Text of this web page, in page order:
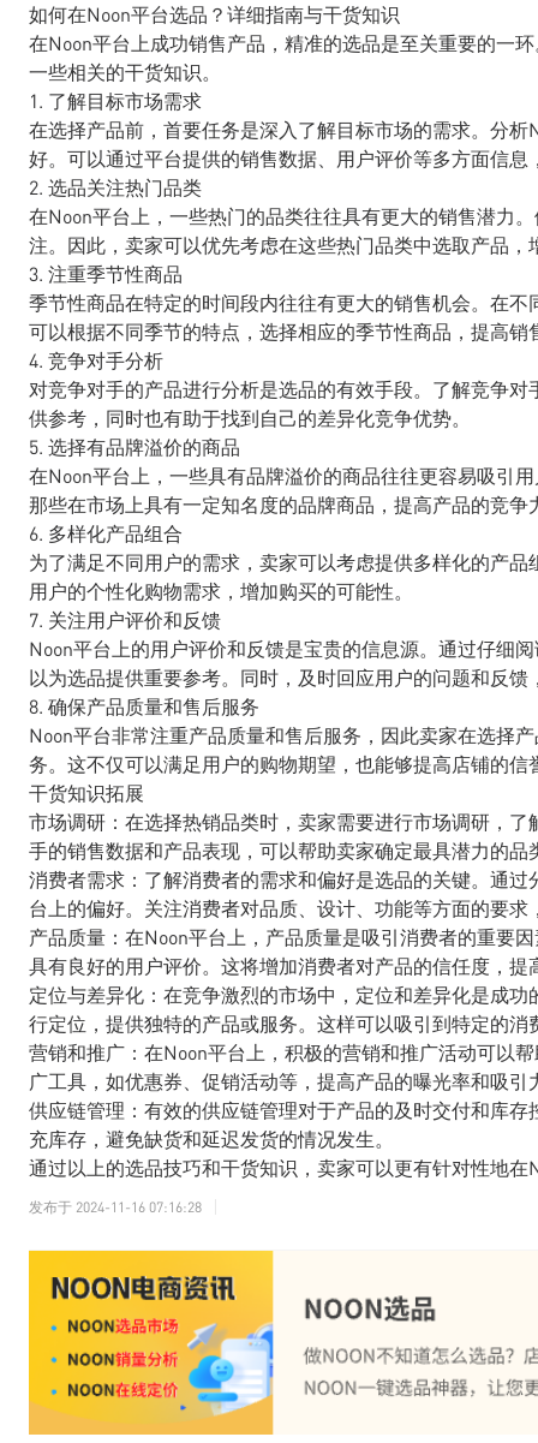
如何在Noon平台选品？详细指南与干货知识
在Noon平台上成功销售产品，精准的选品是至关重要的一
一些相关的干货知识。
1. 了解目标市场需求
在选择产品前，首要任务是深入了解目标市场的需求。分
好。可以通过平台提供的销售数据、用户评价等多方面信
2. 选品关注热门品类
在Noon平台上，一些热门的品类往往具有更大的销售潜力
注。因此，卖家可以优先考虑在这些热门品类中选取产品，
3. 注重季节性商品
季节性商品在特定的时间段内往往有更大的销售机会。在
可以根据不同季节的特点，选择相应的季节性商品，提高销
4. 竞争对手分析
对竞争对手的产品进行分析是选品的有效手段。了解竞争
供参考，同时也有助于找到自己的差异化竞争优势。
5. 选择有品牌溢价的商品
在Noon平台上，一些具有品牌溢价的商品往往更容易吸引
那些在市场上具有一定知名度的品牌商品，提高产品的竞争
6. 多样化产品组合
为了满足不同用户的需求，卖家可以考虑提供多样化的产
用户的个性化购物需求，增加购买的可能性。
7. 关注用户评价和反馈
Noon平台上的用户评价和反馈是宝贵的信息源。通过仔细
以为选品提供重要参考。同时，及时回应用户的问题和反馈
8. 确保产品质量和售后服务
Noon平台非常注重产品质量和售后服务，因此卖家在选择
务。这不仅可以满足用户的购物期望，也能够提高店铺的信
干货知识拓展
市场调研：在选择热销品类时，卖家需要进行市场调研，
手的销售数据和产品表现，可以帮助卖家确定最具潜力的品
消费者需求：了解消费者的需求和偏好是选品的关键。通
台上的偏好。关注消费者对品质、设计、功能等方面的要
产品质量：在Noon平台上，产品质量是吸引消费者的重要
具有良好的用户评价。这将增加消费者对产品的信任度，提
定位与差异化：在竞争激烈的市场中，定位和差异化是成
行定位，提供独特的产品或服务。这样可以吸引到特定的
营销和推广：在Noon平台上，积极的营销和推广活动可以
广工具，如优惠券、促销活动等，提高产品的曝光率和吸引
供应链管理：有效的供应链管理对于产品的及时交付和库
充库存，避免缺货和延迟发货的情况发生。
通过以上的选品技巧和干货知识，卖家可以更有针对性地
发布于 2024-11-16 07:16:28